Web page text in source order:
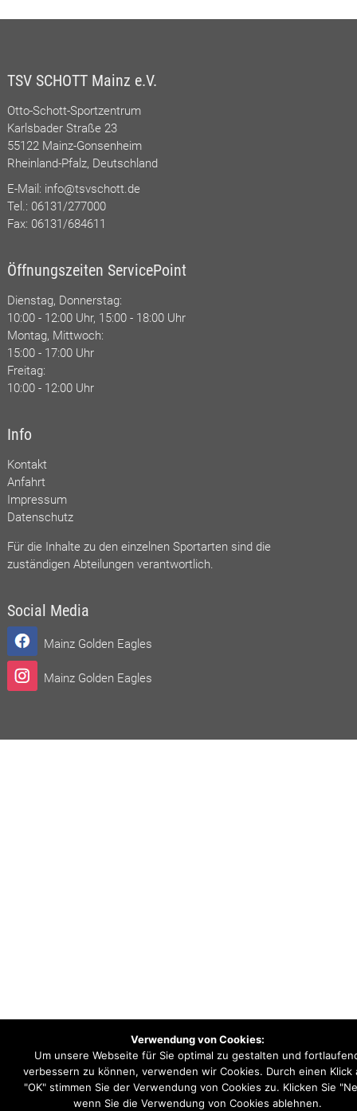
TSV SCHOTT Mainz e.V.
Otto-Schott-Sportzentrum
Karlsbader Straße 23
55122 Mainz-Gonsenheim
Rheinland-Pfalz, Deutschland
E-Mail: info@tsvschott.de
Tel.: 06131/277000
Fax: 06131/684611
Öffnungszeiten ServicePoint
Dienstag, Donnerstag:
10:00 - 12:00 Uhr, 15:00 - 18:00 Uhr
Montag, Mittwoch:
15:00 - 17:00 Uhr
Freitag:
10:00 - 12:00 Uhr
Info
Kontakt
Anfahrt
Impressum
Datenschutz
Für die Inhalte zu den einzelnen Sportarten sind die
zuständigen Abteilungen verantwortlich.
Social Media
Mainz Golden Eagles
Mainz Golden Eagles
Verwendung von Cookies:
Um unsere Webseite für Sie optimal zu gestalten und
verbessern zu können, verwenden wir Cookies. Durch einen Klick
"OK" stimmen Sie der Verwendung von Cookies zu. Klicken Sie
wenn Sie die Verwendung von Cookies ablehnen.